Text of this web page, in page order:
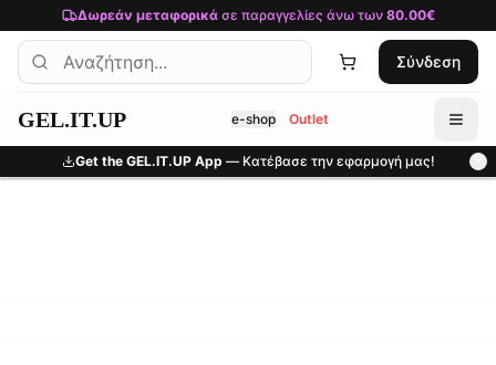
Μετάβαση στο κύριο περιεχόμενο
Δωρεάν μεταφορικάσε παραγγελίες άνω των 80.00€
Σύνδεση
GEL.IT.UP e-shop Outlet
Get the GEL.IT.UP App — Κατέβασε την εφαρμογή μας!